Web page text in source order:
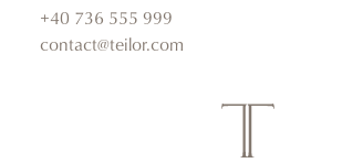
+40 736 555 999
contact@teilor.com